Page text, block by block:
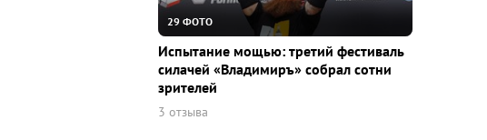
29 ФОТО
Испытание мощью: третий фестиваль
силачей «Владимиръ» собрал сотни
зрителей
3 отзыва